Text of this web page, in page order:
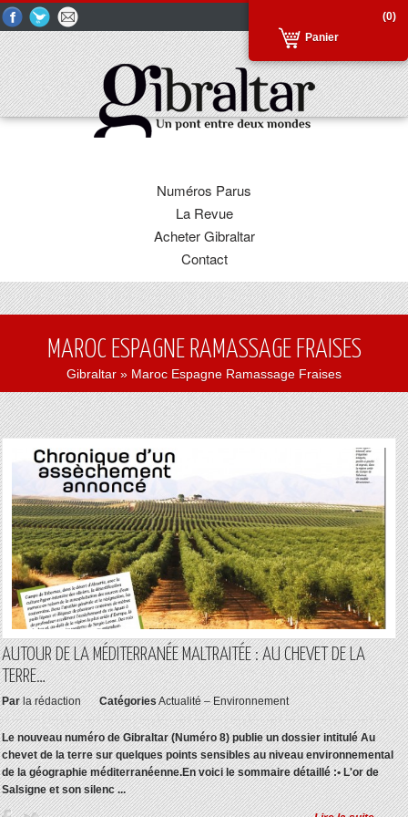
(0)
Panier
Numéros Parus
La Revue
Acheter Gibraltar
Contact
MAROC ESPAGNE RAMASSAGE FRAISES
Gibraltar » Maroc Espagne Ramassage Fraises
AUTOUR DE LA MÉDITERRANÉE MALTRAITÉE : AU CHEVET DE LA
TERRE…
Par la rédaction CatégoriesActualité – Environnement
Le nouveau numéro de Gibraltar (Numéro 8) publie un dossier intitulé Au
chevet de la terre sur quelques points sensibles au niveau environnemental
de la géographie méditerranéenne.En voici le sommaire détaillé :• L'or de
Salsigne et son silenc ...